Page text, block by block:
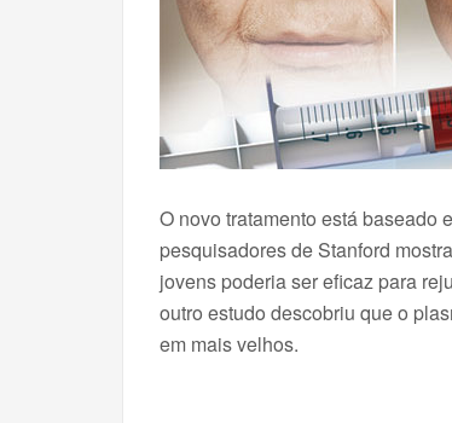
O novo tratamento está baseado
pesquisadores de Stanford
jovens poderia ser eficaz para
outro estudo descobriu que o
em mais velhos.